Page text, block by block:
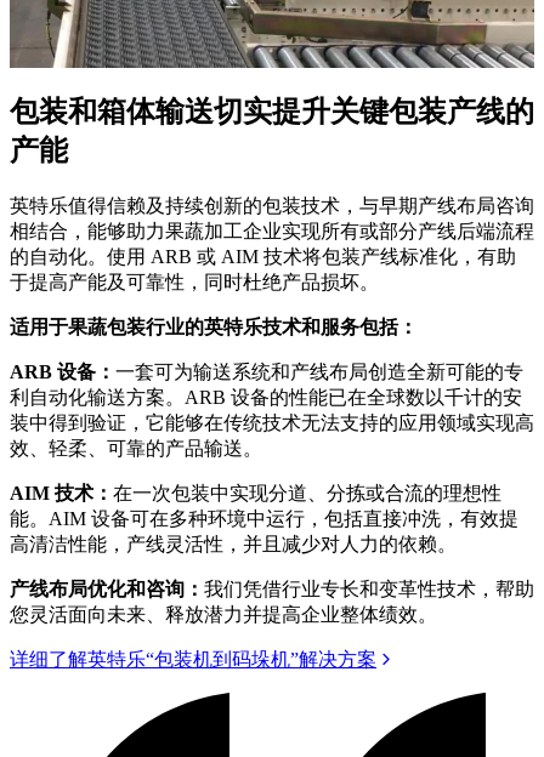
包装和箱体输送切实提升关键包装产线的
产能
英特乐值得信赖及持续创新的包装技术，与早期产线布局咨询
相结合，能够助力果蔬加工企业实现所有或部分产线后端流程
的自动化。使用 ARB 或 AIM 技术将包装产线标准化，有助
于提高产能及可靠性，同时杜绝产品损坏。
适用于果蔬包装行业的英特乐技术和服务包括：
ARB 设备： 一套可为输送系统和产线布局创造全新可能的专
利自动化输送方案。ARB 设备的性能已在全球数以千计的安
装中得到验证，它能够在传统技术无法支持的应用领域实现高
效、轻柔、可靠的产品输送。
AIM 技术： 在一次包装中实现分道、分拣或合流的理想性
能。AIM 设备可在多种环境中运行，包括直接冲洗，有效提
高清洁性能，产线灵活性，并且减少对人力的依赖。
产线布局优化和咨询： 我们凭借行业专长和变革性技术，帮助
您灵活面向未来、释放潜力并提高企业整体绩效。
详细了解英特乐“包装机到码垛机”解决方案